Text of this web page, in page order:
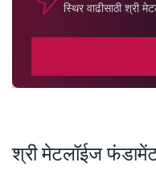
स्थिर वाढीसाठी श्री
श्री मेटलॉईज